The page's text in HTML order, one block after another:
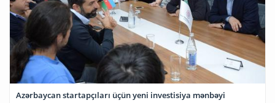
Azərbaycan startapçıları üçün yeni investisiya mənbəyi